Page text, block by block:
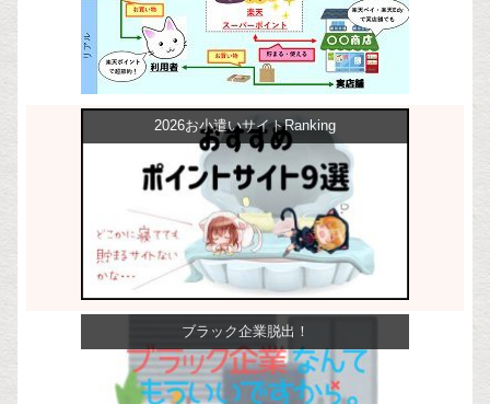
2026お小遣いサイトRanking
ブラック企業脱出！